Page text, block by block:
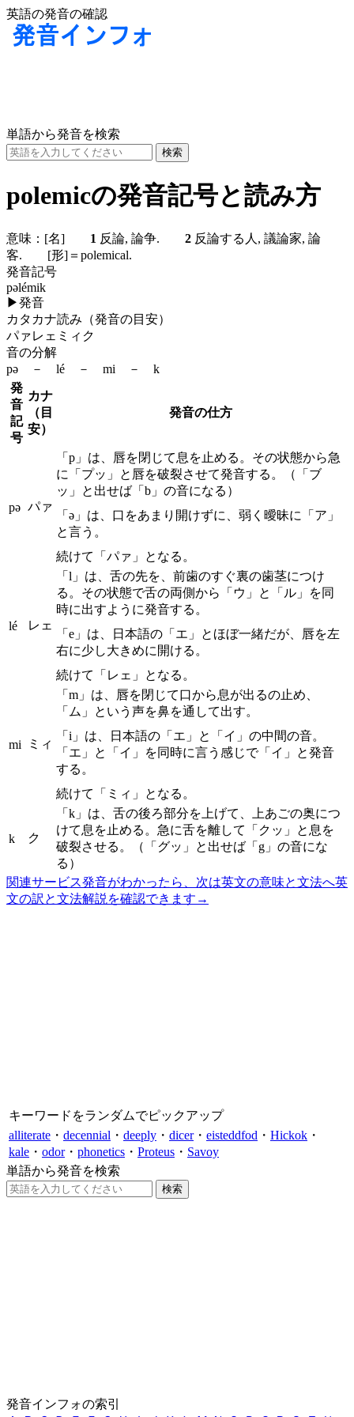
英語の発音の確認
単語から発音を検索
polemicの発音記号と読み方
意味： [名] 1 反論, 論争. 2 反論する人, 議論家, 論
客. [形] ＝polemical.
発音記号
pəlémik
▶発音
カタカナ読み（発音の目安）
パァレェミィク
音の分解
pə － lé － mi － k
発
音
記
号
カナ
（目
安）
発音の仕方
pə パァ
「p」は、唇を閉じて息を止める。その状態から急
に「プッ」と唇を破裂させて発音する。（「ブ
ッ」と出せば「b」の音になる）
「ə」は、口をあまり開けずに、弱く曖昧に「ア」
と言う。
続けて「パァ」となる。
lé レェ
「l」は、舌の先を、前歯のすぐ裏の歯茎につけ
る。その状態で舌の両側から「ウ」と「ル」を同
時に出すように発音する。
「e」は、日本語の「エ」とほぼ一緒だが、唇を左
右に少し大きめに開ける。
続けて「レェ」となる。
mi ミィ
「m」は、唇を閉じて口から息が出るの止め、
「ム」という声を鼻を通して出す。
「i」は、日本語の「エ」と「イ」の中間の音。
「エ」と「イ」を同時に言う感じで「イ」と発音
する。
続けて「ミィ」となる。
k ク
「k」は、舌の後ろ部分を上げて、上あごの奥につ
けて息を止める。急に舌を離して「クッ」と息を
破裂させる。（「グッ」と出せば「g」の音にな
る）
関連サービス発音がわかったら、次は英文の意味と文法へ英
文の訳と文法解説を確認できます →
キーワードをランダムでピックアップ
alliterate ・ decennial ・ deeply ・ dicer・ eisteddfod ・ Hickok ・
kale ・ odor・ phonetics ・ Proteus ・ Savoy
単語から発音を検索
発音インフォの索引